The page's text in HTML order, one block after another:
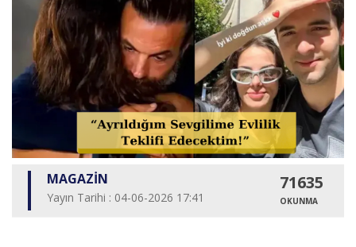
MAGAZİN
Yayın Tarihi : 04-06-2026 17:41
71635
OKUNMA